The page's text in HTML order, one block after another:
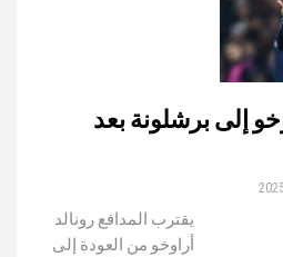
إلى برشلونة بعد
يقترب المدافع رونالد
أراوخو من العودة إلى